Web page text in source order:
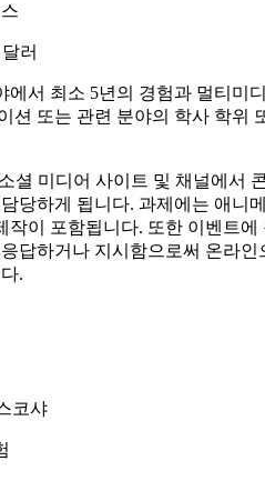
러
에서 최소 5년의 경험과 멀티미
션 또는 관련 분야의 학사 학위
셜 미디어 사이트 및 채널에서
당하게 됩니다. 과제에는 애니
작이 포함됩니다. 또한 이벤트에
답하거나 지시함으로써 온라인
.
코샤